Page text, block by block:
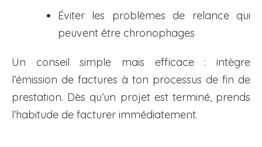
Éviter les problèmes de relance qui
peuvent être chronophages
Un conseil simple mais efficace : intègre
l’émission de factures à ton processus de fin de
prestation. Dès qu’un projet est terminé, prends
l’habitude de facturer immédiatement.